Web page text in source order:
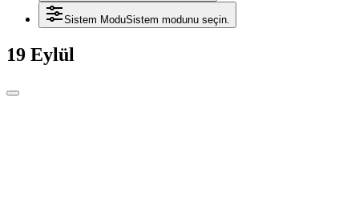
Sistem ModuSistem modunu seçin.
19 Eylül